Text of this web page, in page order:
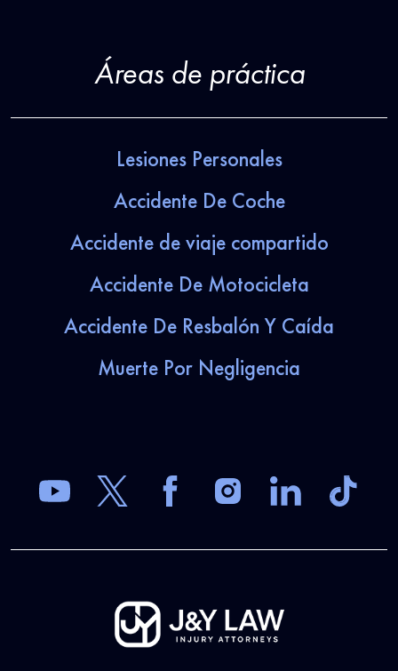
Áreas de práctica
Lesiones Personales
Accidente De Coche
Accidente de viaje compartido
Accidente De Motocicleta
Accidente De Resbalón Y Caída
Muerte Por Negligencia